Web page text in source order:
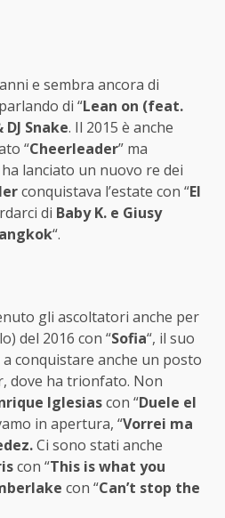
e sembra ancora di
di “Lean on (feat.
Snake. Il 2015 è anche
“Cheerleader” ma
lanciato un nuovo re dei
conquistava l’estate con “El
di Baby K. e Giusy
“.
gli ascoltatori anche per
del 2016 con “Sofia“, il suo
conquistare anche un posto
dove ha trionfato. Non
Iglesiascon “Duele el
in apertura, “Vorrei ma
Ci sono stati anche
con “This is what you
con “Can’t stop the